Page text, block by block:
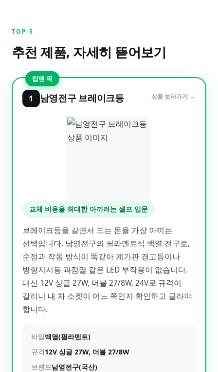
TOP 5
추천 제품, 자세히 뜯어보기
탑텐 픽
1 남영전구 브레이크등 상품 보러가기 →
교체 비용을 최대한 아끼려는 셀프 입문
브레이크등을 갈면서 드는 돈을 가장 아끼는
선택입니다. 남영전구의 필라멘트식 백열 전구로,
순정과 작동 방식이 똑같아 계기판 경고등이나
방향지시등 과점멸 같은 LED 부작용이 없습니다.
대신 12V 싱글 27W, 더블 27/8W, 24V로 규격이
갈리니 내 차 소켓이 어느 쪽인지 확인하고 골라야
합니다.
타입백열(필라멘트)
규격12V 싱글 27W, 더블 27/8W
브랜드남영전구(국산)